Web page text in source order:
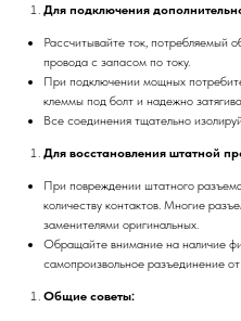
Для подключения
Рассчитывайте ток, потребляемый
провода с запасом по току.
При подключении мощных
клеммы под болт и надежно
Все соединения тщательно
Для восстановления штатной
При повреждении штатного
количеству контактов. Многие
заменителями оригинальных.
Обращайте внимание на наличие
самопроизвольное разъединение
Общие советы: